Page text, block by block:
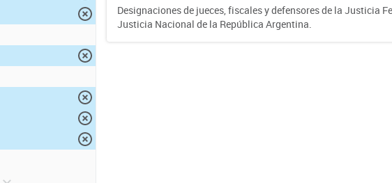
Designaciones de jueces, fiscales y defensores de la Justicia
Justicia Nacional de la República Argentina.